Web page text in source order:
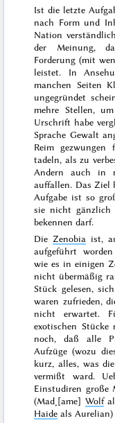
Ist die letzte
nach Form und
Nation
der Meinung,
Forderung (mit
leistet. In
manchen Seiten
ungegründet
mehre Stellen,
Urschrift habe
Sprache Gewalt
Reim
tadeln, als zu
Andern auch in
auffallen. Das Ziel
Aufgabe ist so
sie nicht gänzlich
bekennen darf.
Die Zenobia ist,
aufgeführt
wie es in einigen
nicht übermäßig
Stück gelesen,
waren zufrieden,
nicht erwartet.
exotischen
noch, daß alle
Aufzüge (wozu
kurz, alles, was
vermißt ward.
Einstudiren große
(Mad˖[ame] Wolf
Haide als Aurelian)